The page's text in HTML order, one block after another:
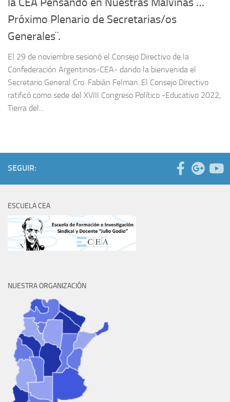
Próximo Plenario de Secretarias/os
Generales¨.
El 29 de noviembre sesionó el Consejo Directivo de la
Confederación Argentinos-CEA- dando la bienvenida el
Secretario General Cro. Fabián Felman..El Consejo Directivo
ratificó como sede del XVIII Congreso Político -Educativo 2022,
Tierra del...
SEGUIR:
ESCUELA CEA
NUESTRA ORGANIZACIÓN